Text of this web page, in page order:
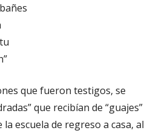
que fueron testigos, se
que recibían de “guajes”
la escuela de regreso a casa, al